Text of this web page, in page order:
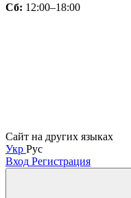
Сб: 12:00–18:00
Сайт на других языках
Укр Рус
Вход Регистрация